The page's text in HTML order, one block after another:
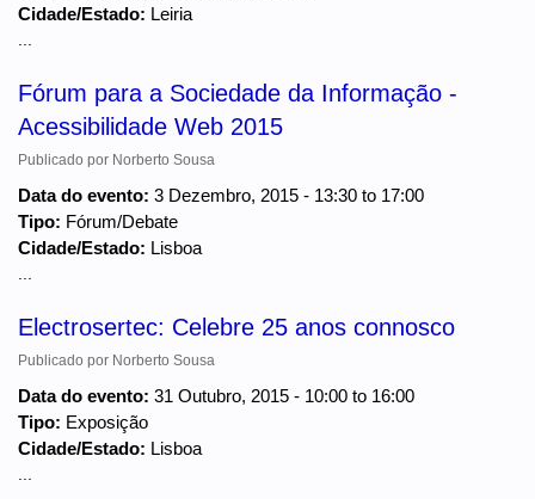
Cidade/Estado: Leiria
Fórum para a Sociedade da Informação -
Acessibilidade Web 2015
Publicado por Norberto Sousa
Data do evento: 3 Dezembro, 2015 - 13:30 to 17:00
Tipo: Fórum/Debate
Cidade/Estado: Lisboa
Electrosertec: Celebre 25 anos connosco
Publicado por Norberto Sousa
Data do evento: 31 Outubro, 2015 - 10:00 to 16:00
Tipo: Exposição
Cidade/Estado: Lisboa